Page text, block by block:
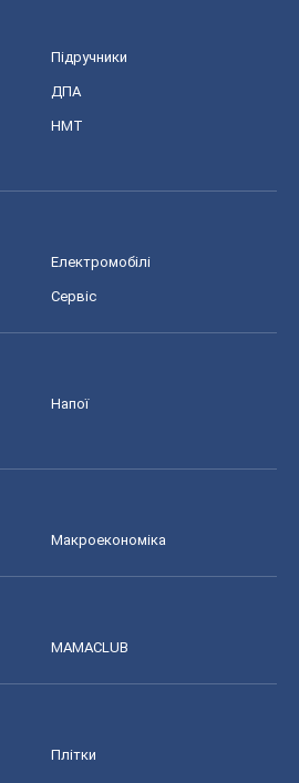
Підручники
ДПА
НМТ
Електромобілі
Сервіс
Напої
Макроекономіка
MAMACLUB
Плітки